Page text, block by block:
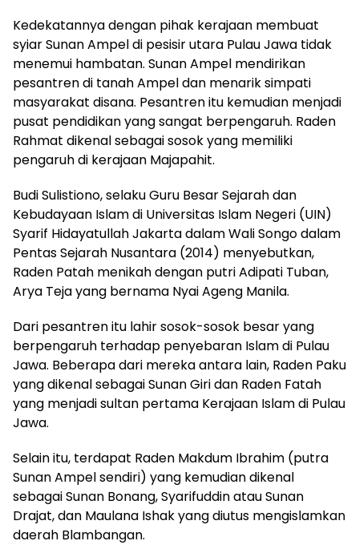
Kedekatannya dengan pihak kerajaan membuat
syiar Sunan Ampel di pesisir utara Pulau Jawa tidak
menemui hambatan. Sunan Ampel mendirikan
pesantren di tanah Ampel dan menarik simpati
masyarakat disana. Pesantren itu kemudian menjadi
pusat pendidikan yang sangat berpengaruh. Raden
Rahmat dikenal sebagai sosok yang memiliki
pengaruh di kerajaan Majapahit.
Budi Sulistiono, selaku Guru Besar Sejarah dan
Kebudayaan Islam di Universitas Islam Negeri (UIN)
Syarif Hidayatullah Jakarta dalam Wali Songo dalam
Pentas Sejarah Nusantara (2014) menyebutkan,
Raden Patah menikah dengan putri Adipati Tuban,
Arya Teja yang bernama Nyai Ageng Manila.
Dari pesantren itu lahir sosok-sosok besar yang
berpengaruh terhadap penyebaran Islam di Pulau
Jawa. Beberapa dari mereka antara lain, Raden Paku
yang dikenal sebagai Sunan Giri dan Raden Fatah
yang menjadi sultan pertama Kerajaan Islam di Pulau
Jawa.
Selain itu, terdapat Raden Makdum Ibrahim (putra
Sunan Ampel sendiri) yang kemudian dikenal
sebagai Sunan Bonang, Syarifuddin atau Sunan
Drajat, dan Maulana Ishak yang diutus mengislamkan
daerah Blambangan.